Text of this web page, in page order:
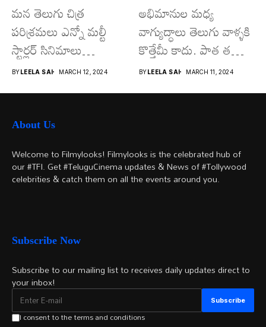
మన తెలుగు చిత్ర
పరిశ్రమలు ఎన్నో మల్టీ
స్టార్లర్ సినిమాలు
వచ్చాయి.. కొన్ని సినిమాలు
అయితే...
BY LEELA SAI MARCH 12, 2024
అభిమానుల మధ్య
వాగ్యుద్ధాలు తెలుగు వాళ్ళకి
కొత్తేమీ కాదు. పాత తరం
నటుల నుంచి నేటి...
BY LEELA SAI MARCH 11, 2024
About Us
Welcome to Filmylooks! Filmylooks is the celebrated hub of
our #TFI. Get #TeluguCinema updates & News of #Tollywood
celebrities & catch them on all the events around you.
Subscribe Now
Subscribe to our mailing list to receives daily updates direct to
your inbox!
I consent to the terms and conditions